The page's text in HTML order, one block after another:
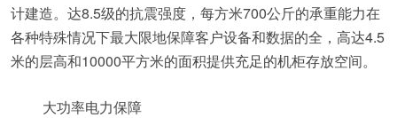
计建造。达8.5级的抗震强度，每方米700公斤的承重能力在
各种特殊情况下最大限地保障客户设备和数据的全，高达4.5
米的层高和10000平方米的面积提供充足的机柜存放空间。
大功率电力保障